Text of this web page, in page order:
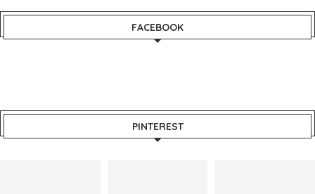
FACEBOOK
PINTEREST